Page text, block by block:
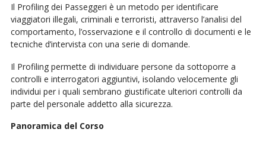
Il Profiling dei Passeggeri è un metodo per identificare
viaggiatori illegali, criminali e terroristi, attraverso l’analisi del
comportamento, l’osservazione e il controllo di documenti e le
tecniche d’intervista con una serie di domande.
Il Profiling permette di individuare persone da sottoporre a
controlli e interrogatori aggiuntivi, isolando velocemente gli
individui per i quali sembrano giustificate ulteriori controlli da
parte del personale addetto alla sicurezza.
Panoramica del Corso